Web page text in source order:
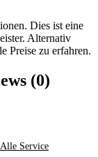
Dies ist eine
Alternativ
Preise zu erfahren.
(0)
Alle Service